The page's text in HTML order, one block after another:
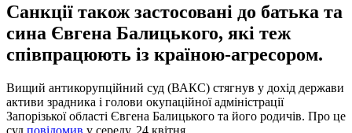
Санкції також застосовані до батька та
сина Євгена Балицького, які теж
співпрацюють із країною-агресором.
Вищий антикорупційний суд (ВАКС) стягнув у дохід держави
активи зрадника і голови окупаційної адміністрації
Запорізької області Євгена Балицького та його родичів. Про це
суд повідомив у середу, 24 квітня.